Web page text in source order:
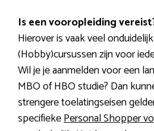
Is een vooropleiding
Hierover is vaak veel
(Hobby)cursussen zijn voor
Wil je je aanmelden voor een
MBO of HBO studie? Dan
strengere toelatingseisen
specifiekePersonal Shopper